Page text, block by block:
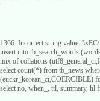
1366: Incorrect string value:
insert into tb_search_words
mix of collations
select count(*) from tb_news
(euckr_korean_ci,COERCIBLE)
select no, when_, ttl, summary,